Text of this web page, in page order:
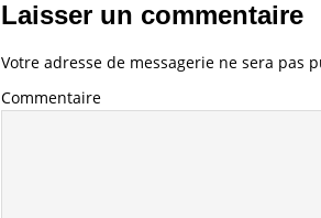
Laisser un commentaire
Votre adresse de messagerie ne sera pas
Commentaire